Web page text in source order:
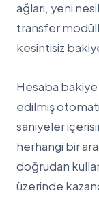
ağları, yeni
transfer
kesintisiz
Hesaba
edilmiş
saniyeler
herhangi bir
doğrudan
üzerinde